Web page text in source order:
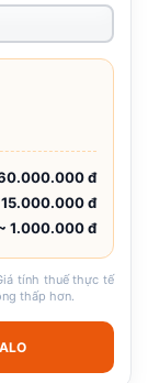
đ
15.000.000 đ
1.000.000 đ
tính thuế thực tế
thấp hơn.